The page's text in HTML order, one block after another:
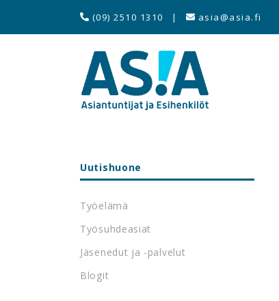
(09) 2510 1310 | asia@asia.fi
Uutishuone
Työelämä
Työsuhdeasiat
Jäsenedut ja -palvelut
Blogit